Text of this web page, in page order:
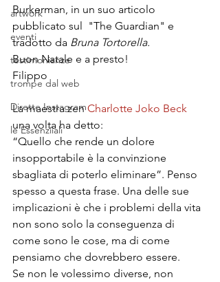
artwork
eventi
testimonianze
trompe dal web
Dirette Instagram
le Essenziiali
Burkerman, in un suo articolo
pubblicato sul  "The Guardian" e
tradotto da Bruna Tortorella.
Buon Natale e a presto!
Filippo
La maestra zen Charlotte Joko Beck
una volta ha detto:
“Quello che rende un dolore
insopportabile è la convinzione
sbagliata di poterlo eliminare”. Penso
spesso a questa frase. Una delle sue
implicazioni è che i problemi della vita
non sono solo la conseguenza di
come sono le cose, ma di come
pensiamo che dovrebbero essere.
Se non le volessimo diverse, non